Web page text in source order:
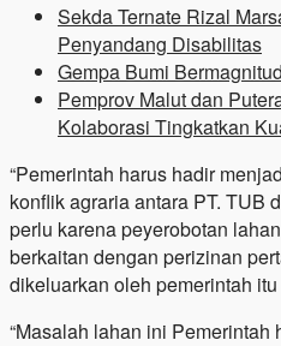
Sekda Ternate Rizal
Penyandang Disabilitas
Gempa Bumi
Pemprov Malut dan
Kolaborasi Tingkatkan
“Pemerintah harus hadir
konflik agraria antara PT. TUB
perlu karena peyerobotan
berkaitan dengan perizinan
dikeluarkan oleh pemerintah
“Masalah lahan ini Pemerintah